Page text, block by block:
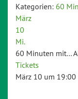
Kategorien: 60
März
10
Mi.
60 Minuten mit…
Tickets
März 10 um